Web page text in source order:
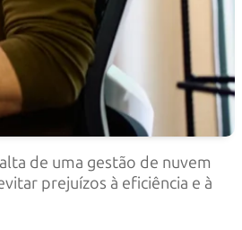
de uma gestão de nuvem
prejuízos à eficiência e à